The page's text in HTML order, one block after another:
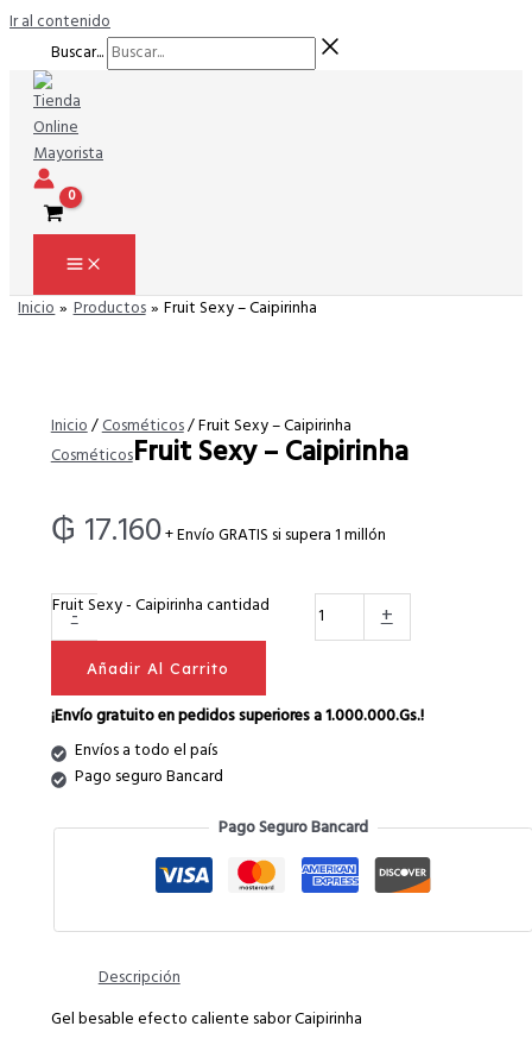
Ir al contenido
Buscar...
Inicio Productos Fruit Sexy – Caipirinha
Inicio/Cosméticos/ Fruit Sexy – Caipirinha
CosméticosFruit Sexy – Caipirinha
₲ 17.160+ Envío GRATIS si supera 1 millón
-
Fruit Sexy - Caipirinha cantidad +
Añadir Al Carrito
¡Envío gratuito en pedidos superiores a 1.000.000.Gs.!
Envíos a todo el país
Pago seguro Bancard
Pago Seguro Bancard
Descripción
Gel besable efecto caliente sabor Caipirinha